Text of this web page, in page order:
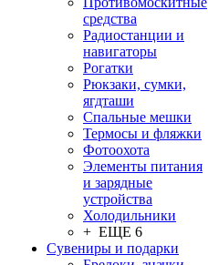
средства
Радиостанции и
навигаторы
Рогатки
Рюкзаки, сумки,
ягдташи
Спальные мешки
Термосы и фляжки
Фотоохота
Элементы питания
и зарядные
устройства
Холодильники
+ ЕЩЕ 6
Сувениры и подарки